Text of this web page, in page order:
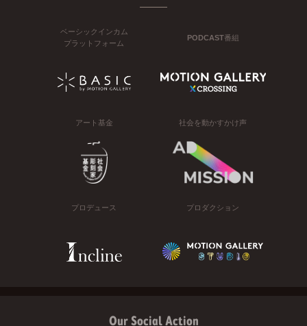
ベーシックインカム
プラットフォーム
PODCAST番組
アート基金 社会を動かすかけ声
プロデュース プロダクション
Our Social Action